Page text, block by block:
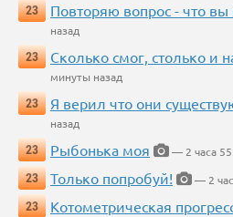
23 Повторяю вопрос - что вы
назад
23
Сколько смог, столько и
минуты назад
23
Я верил что они
назад
23
Рыбонька моя
— 2 часа
23
Только попробуй!
— 2
23
Котометрическая